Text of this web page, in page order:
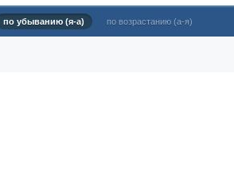
по убыванию (я-а) по возрастанию (а-я)